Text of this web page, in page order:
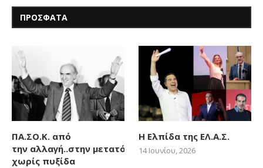
ΠΡΟΣΦΑΤΑ
ΠΑ.ΣΟ.Κ. από
την αλλαγή..στην μετατόπιση
χωρίς πυξίδα
Η Ελπίδα της ΕΛ.Α.Σ.
14 Ιουνίου, 2026